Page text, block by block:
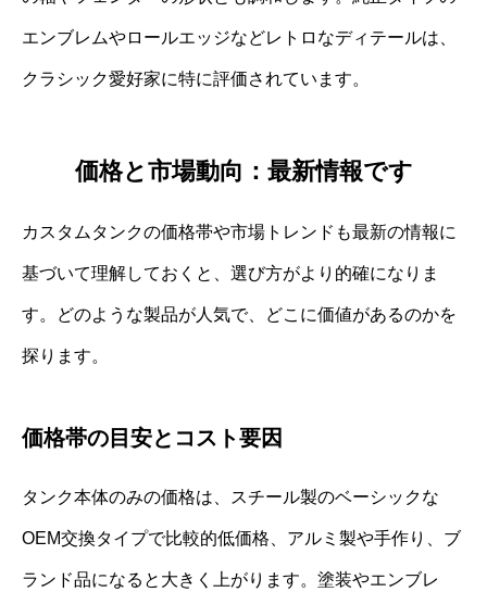
エンブレムやロールエッジなどレトロなディテールは、
クラシック愛好家に特に評価されています。
価格と市場動向：最新情報です
カスタムタンクの価格帯や市場トレンドも最新の情報に
基づいて理解しておくと、選び方がより的確になりま
す。どのような製品が人気で、どこに価値があるのかを
探ります。
価格帯の目安とコスト要因
タンク本体のみの価格は、スチール製のベーシックな
OEM交換タイプで比較的低価格、アルミ製や手作り、ブ
ランド品になると大きく上がります。塗装やエンブレ